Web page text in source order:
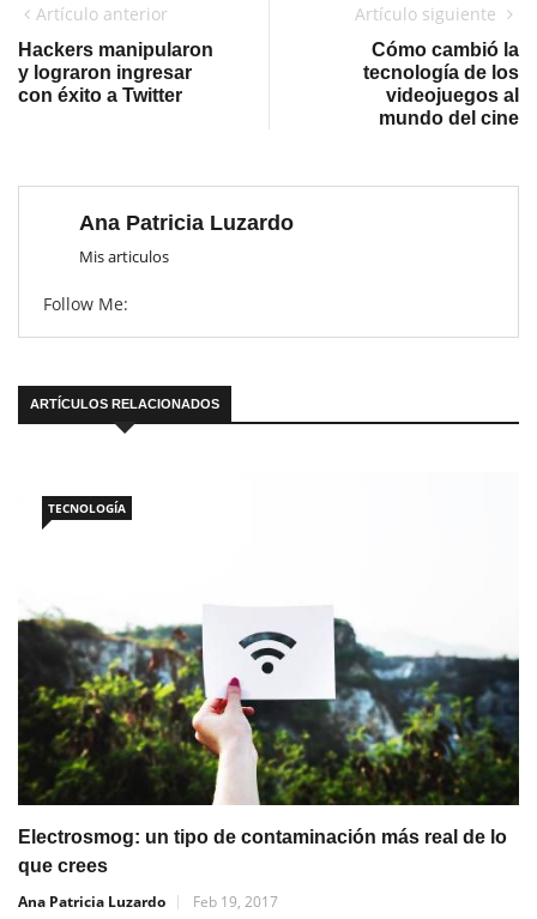
Artículo anterior
Hackers manipularon
y lograron ingresar
con éxito a Twitter
Artículo siguiente
Cómo cambió la
tecnología de los
videojuegos al
mundo del cine
Ana Patricia Luzardo
Mis articulos
Follow Me:
ARTÍCULOS RELACIONADOS
TECNOLOGÍA
Electrosmog: un tipo de contaminación más real de lo
que crees
Ana Patricia Luzardo
Feb 19, 2017